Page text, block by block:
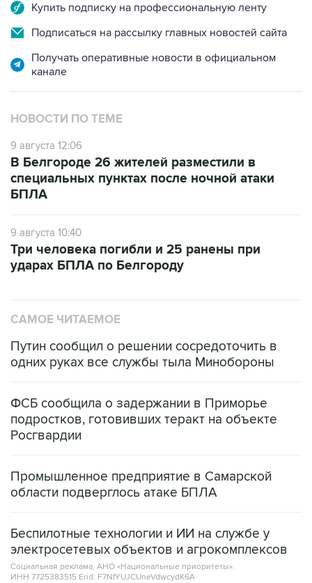
Купить подписку на профессиональную ленту
Подписаться на рассылку главных новостей сайта
Получать оперативные новости в официальном
канале
НОВОСТИ ПО ТЕМЕ
9 августа 12:06
В Белгороде 26 жителей разместили в
специальных пунктах после ночной атаки
БПЛА
9 августа 10:40
Три человека погибли и 25 ранены при
ударах БПЛА по Белгороду
САМОЕ ЧИТАЕМОЕ
Путин сообщил о решении сосредоточить в
одних руках все службы тыла Минобороны
ФСБ сообщила о задержании в Приморье
подростков, готовивших теракт на объекте
Росгвардии
Промышленное предприятие в Самарской
области подверглось атаке БПЛА
Беспилотные технологии и ИИ на службе у
электросетевых объектов и агрокомплексов
Социальная реклама, АНО «Национальные приоритеты».
ИНН 7725383515 Erid: F7NfYUJCUneVdwcydK6A